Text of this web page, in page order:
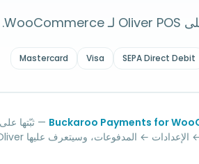
SEPA Direct Debit
Visa
Mastercard
Buckaroo Payments for